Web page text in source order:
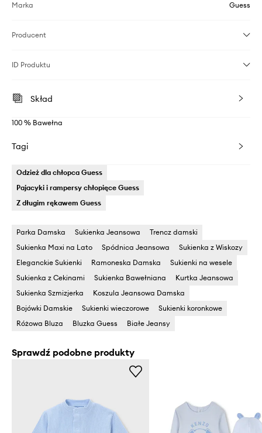
Marka Guess
Producent
ID Produktu
Skład
100 % Bawełna
Tagi
Odzież dla chłopca Guess
Pajacyki i rampersy chłopięce Guess
Z długim rękawem Guess
Parka Damska Sukienka Jeansowa
Trencz damski
Sukienka Maxi na Lato
Spódnica Jeansowa
Sukienka z Wiskozy
Eleganckie Sukienki
Ramoneska Damska
Sukienki na wesele
Sukienka z Cekinami
Sukienka Bawełniana
Kurtka Jeansowa
Sukienka Szmizjerka
Koszula Jeansowa Damska
Bojówki Damskie
Sukienki wieczorowe
Sukienki koronkowe
Różowa Bluza
Bluzka Guess Białe Jeansy
Sprawdź podobne produkty